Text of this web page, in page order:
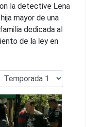
la detective Lena
mayor de una
dedicada al
de la ley en